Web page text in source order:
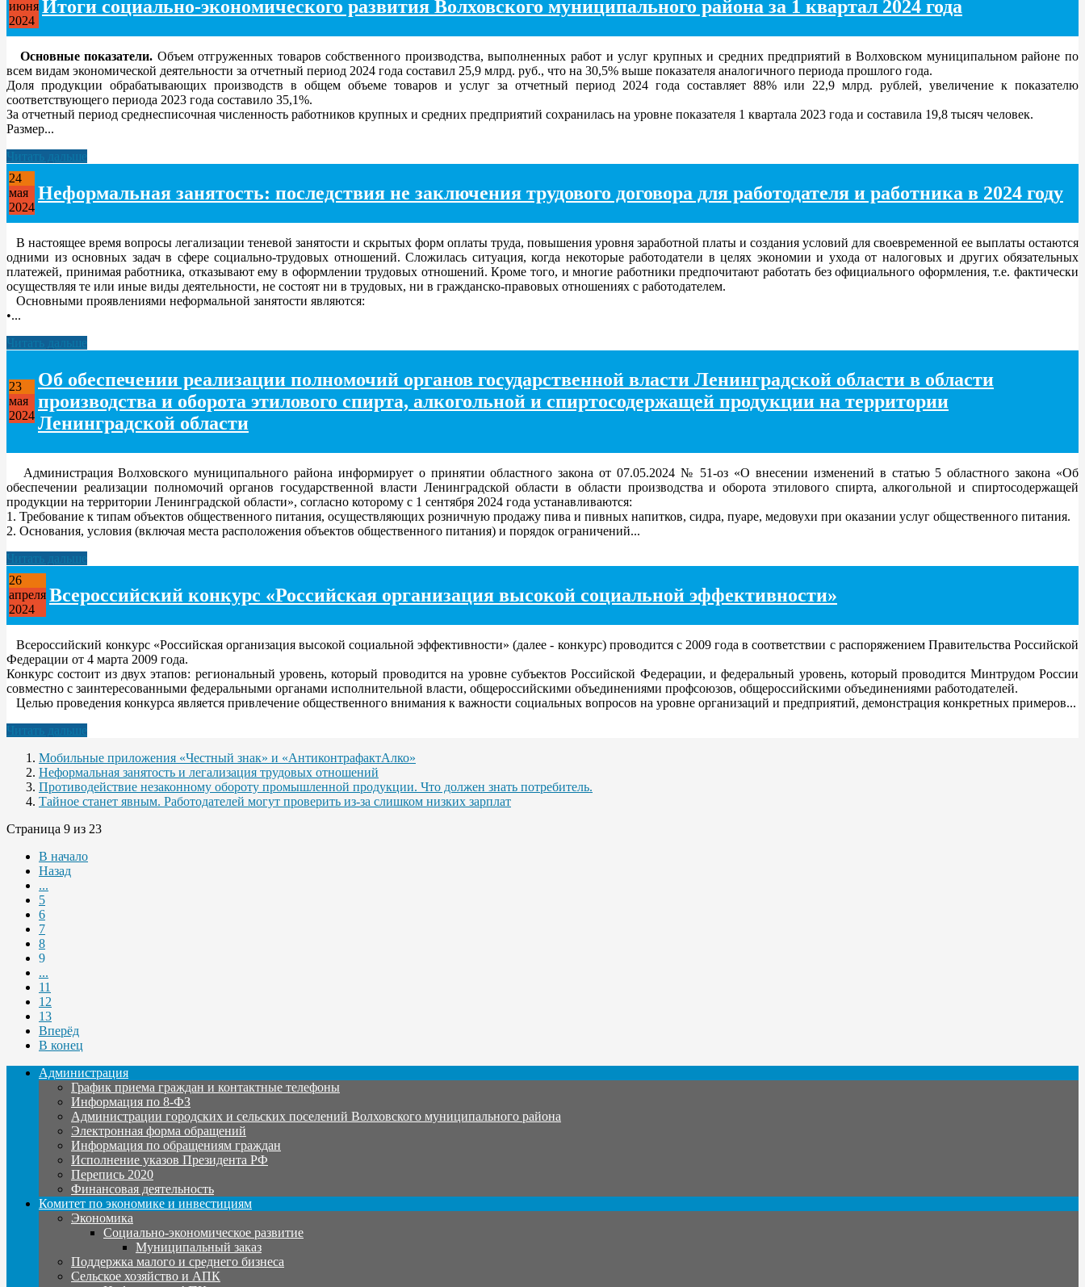
июня
2024
Итоги социально-экономического развития Волховского муниципального района за 1 квартал 2024 года
Основные показатели. Объем отгруженных товаров собственного производства, выполненных работ и услуг крупных и средних предприятий в Волховском муниципальном районе по
всем видам экономической деятельности за отчетный период 2024 года составил 25,9 млрд. руб., что на 30,5% выше показателя аналогичного периода прошлого года.
Доля продукции обрабатывающих производств в общем объеме товаров и услуг за отчетный период 2024 года составляет 88% или 22,9 млрд. рублей, увеличение к показателю
соответствующего периода 2023 года составило 35,1%.
За отчетный период среднесписочная численность работников крупных и средних предприятий сохранилась на уровне показателя 1 квартала 2023 года и составила 19,8 тысяч человек.
Размер...
Читать дальше
24
мая
2024
Неформальная занятость: последствия не заключения трудового договора для работодателя и работника в 2024 году
В настоящее время вопросы легализации теневой занятости и скрытых форм оплаты труда, повышения уровня заработной платы и создания условий для своевременной ее выплаты остаются
одними из основных задач в сфере социально-трудовых отношений. Сложилась ситуация, когда некоторые работодатели в целях экономии и ухода от налоговых и других обязательных
платежей, принимая работника, отказывают ему в оформлении трудовых отношений. Кроме того, и многие работники предпочитают работать без официального оформления, т.е. фактически
осуществляя те или иные виды деятельности, не состоят ни в трудовых, ни в гражданско-правовых отношениях с работодателем.
Основными проявлениями неформальной занятости являются:
•...
Читать дальше
23
мая
2024
Об обеспечении реализации полномочий органов государственной власти Ленинградской области в области
производства и оборота этилового спирта, алкогольной и спиртосодержащей продукции на территории
Ленинградской области
Администрация Волховского муниципального района информирует о принятии областного закона от 07.05.2024 № 51-оз «О внесении изменений в статью 5 областного закона «Об
обеспечении реализации полномочий органов государственной власти Ленинградской области в области производства и оборота этилового спирта, алкогольной и спиртосодержащей
продукции на территории Ленинградской области», согласно которому с 1 сентября 2024 года устанавливаются:
1. Требование к типам объектов общественного питания, осуществляющих розничную продажу пива и пивных напитков, сидра, пуаре, медовухи при оказании услуг общественного питания.
2. Основания, условия (включая места расположения объектов общественного питания) и порядок ограничений...
Читать дальше
26
апреля
2024
Всероссийский конкурс «Российская организация высокой социальной эффективности»
Всероссийский конкурс «Российская организация высокой социальной эффективности» (далее - конкурс) проводится с 2009 года в соответствии с распоряжением Правительства Российской
Федерации от 4 марта 2009 года.
Конкурс состоит из двух этапов: региональный уровень, который проводится на уровне субъектов Российской Федерации, и федеральный уровень, который проводится Минтрудом России
совместно с заинтересованными федеральными органами исполнительной власти, общероссийскими объединениями профсоюзов, общероссийскими объединениями работодателей.
Целью проведения конкурса является привлечение общественного внимания к важности социальных вопросов на уровне организаций и предприятий, демонстрация конкретных примеров...
Читать дальше
Мобильные приложения «Честный знак» и «АнтиконтрафактАлко»
Неформальная занятость и легализация трудовых отношений
Противодействие незаконному обороту промышленной продукции. Что должен знать потребитель.
Тайное станет явным. Работодателей могут проверить из-за слишком низких зарплат
Страница 9 из 23
В начало
Назад
...
5
6
7
8
9
...
11
12
13
Вперёд
В конец
Администрация
График приема граждан и контактные телефоны
Информация по 8-ФЗ
Администрации городских и сельских поселений Волховского муниципального района
Электронная форма обращений
Информация по обращениям граждан
Исполнение указов Президента РФ
Перепись 2020
Финансовая деятельность
Комитет по экономике и инвестициям
Экономика
Социально-экономическое развитие
Муниципальный заказ
Поддержка малого и среднего бизнеса
Сельское хозяйство и АПК